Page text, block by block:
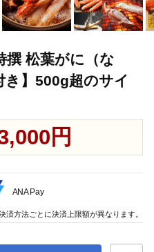
撰 松葉がに（な
き】500g超のサイ
円
ANA Pay
済方法ごとに決済上限額が異なります。